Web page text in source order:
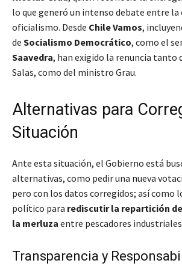
lo que generó un intenso debate entre la
oficialismo. Desde Chile Vamos,
de Socialismo Democrático, como el
Saavedra, han exigido la renuncia tanto
Salas, como del ministro Grau.
Alternativas para
Situación
Ante esta situación, el Gobierno está
alternativas, como pedir una nueva
pero con los datos corregidos; así como
político para rediscutir la repartición
la merluza entre pescadores
Transparencia y